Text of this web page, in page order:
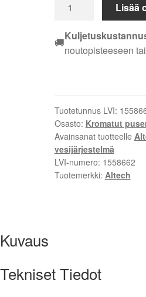
SUPISTUS
EM
ALTECH
määrä
Lisää
🚚
noutopisteeseen
Tuotetunnus LVI:
Osasto: Kromatut
Avainsanat tuotteelle
vesijärjestelmä
LVI-numero: 1558662
Tuotemerkki: Altech
Kuvaus
Tekniset Tiedot